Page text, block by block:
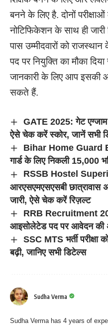
बनने के लिए है. दोनों परीक्षाओं
नोटिफिकेशन के साथ ही जारी
पास उम्मीदवारों को
पद पर नियुक्ति का मौका
जानकारी के लिए आप इसकी
सकते हैं.
GATE 2025: गेट एग्जाम
ऐसे चेक करें स्कोर, जानें सभी
Bihar Home Guard
गार्ड के लिए निकली 15,000
RSSB Hostel
आरएसएमएसएसबी छात्रावास
जारी, ऐसे चेक करें रिज़ल्ट
RRB Recruitment
आइसोलेटेड पद पर आवेदन की
SSC MTS भर्ती
बढ़ी, जानिए सभी डिटेल्स
Sudha Verma
Sudha Verma has 4 years of